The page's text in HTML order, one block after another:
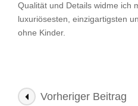
Qualität und Details widme ich
luxuriösesten, einzigartigsten
ohne Kinder.
Vorheriger Beitrag